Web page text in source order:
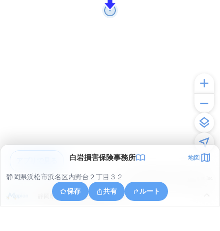
白岩損害保険事務所 地図
静岡県浜松市浜名区内野台２丁目３２
保存
共有 ルート
静岡県浜松市浜名区染地台６丁目１